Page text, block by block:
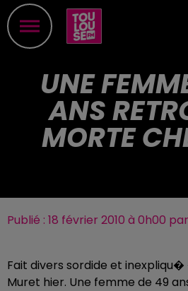
UNE
ANS
MORTE
Publié : 18 février 2010 à 0h00
Fait divers sordide et
Muret hier. Une femme de 49